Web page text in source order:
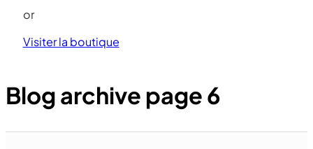
or
Visiter la boutique
Blog archive page 6